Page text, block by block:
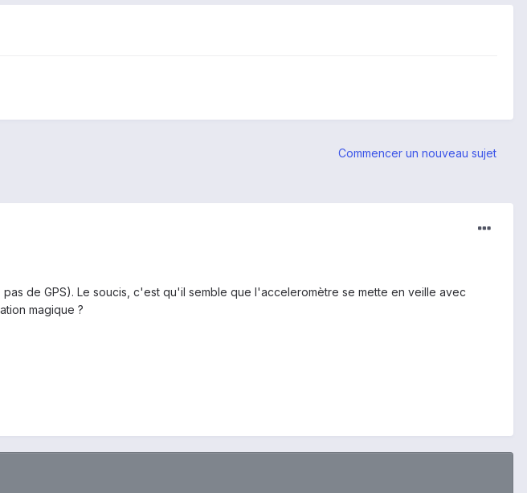
Commencer un nouveau sujet
de GPS). Le soucis, c'est qu'il semble que l'acceleromètre se mette en veille avec
magique ?